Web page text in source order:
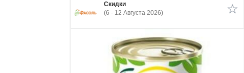
Скидки
(6 - 12 Августа 2026)